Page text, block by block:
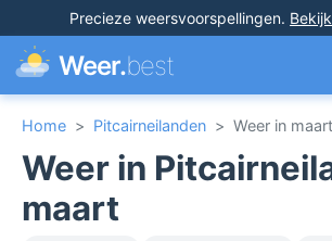
Precieze weersvoorspellingen.
Weer.best
Home > Pitcairneilanden > Weer in maart
Weer in
maart